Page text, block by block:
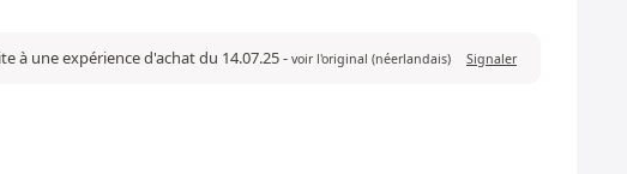
à une expérience d'achat du 14.07.25- voir l'original (néerlandais) Signaler